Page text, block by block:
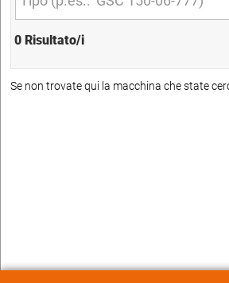
0 Risultato/i
Se non trovate qui la macchina che state